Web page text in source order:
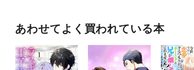
あわせてよく買われている本